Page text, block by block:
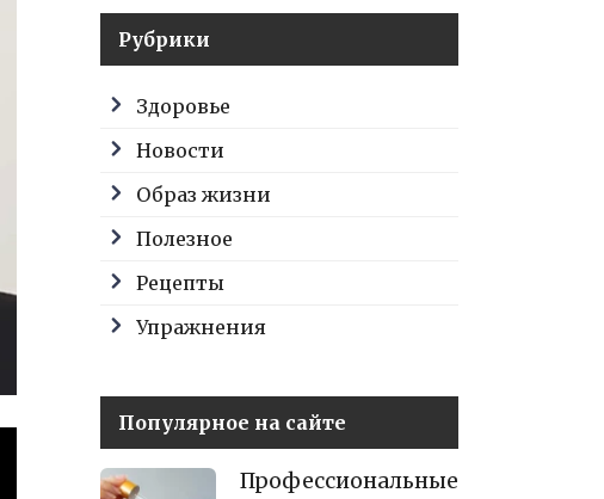
Рубрики
Здоровье
Новости
Образ жизни
Полезное
Рецепты
Упражнения
Популярное на сайте
Профессиональные